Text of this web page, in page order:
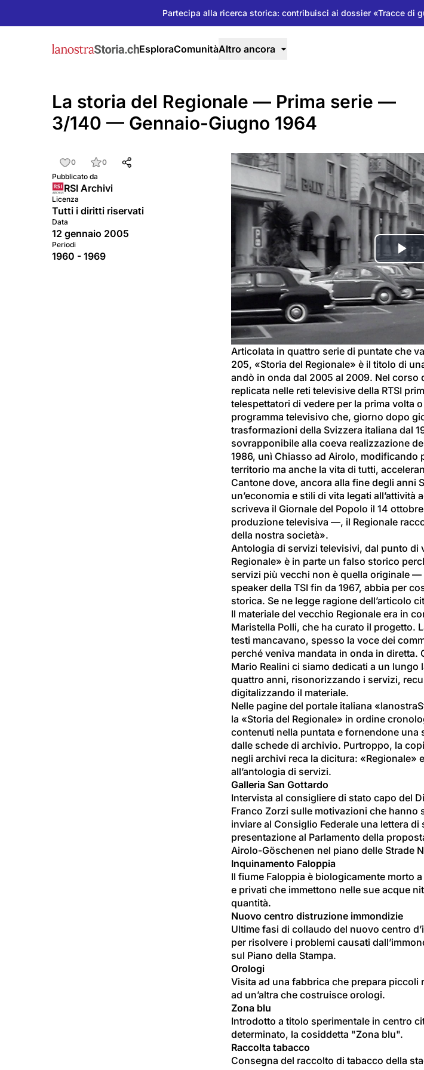
Partecipa alla ricerca storica: contribuisci ai dossier «Tracce di
EsploraComunitàAltro ancora
La storia del Regionale — Prima serie —
3/140 — Gennaio-Giugno 1964
il
Articolata in quattro serie di puntate che
205, «Storia del Regionale» è il titolo di
andò in onda dal 2005 al 2009. Nel
replicata nelle reti televisive della RTSI
telespettatori di vedere per la prima volta
programma televisivo che, giorno dopo
trasformazioni della Svizzera italiana dal
sovrapponibile alla coeva realizzazione
1986, unì Chiasso ad Airolo, modificando
territorio ma anche la vita di tutti,
Cantone dove, ancora alla fine degli anni
un’economia e stili di vita legati
scriveva il Giornale del Popolo il 14
produzione televisiva —, il Regionale
della nostra società».
Antologia di servizi televisivi, dal punto di
Regionale» è in parte un falso storico
servizi più vecchi non è quella originale —
speaker della TSI fin da 1967, abbia per
storica. Se ne legge ragione dell’articolo
Il materiale del vecchio Regionale era in
Maristella Polli, che ha curato il progetto.
testi mancavano, spesso la voce dei
perché veniva mandata in onda in diretta.
Mario Realini ci siamo dedicati a un
quattro anni, risonorizzando i servizi,
digitalizzando il materiale.
Nelle pagine del portale italiana
la «Storia del Regionale» in ordine
contenuti nella puntata e fornendone una
dalle schede di archivio. Purtroppo, la
negli archivi reca la dicitura: «Regionale»
all’antologia di servizi.
Galleria San Gottardo
Intervista al consigliere di stato capo del
Franco Zorzi sulle motivazioni che hanno
inviare al Consiglio Federale una lettera di
presentazione al Parlamento della
Airolo-Göschenen nel piano delle Strade
Inquinamento Faloppia
Il fiume Faloppia è biologicamente morto
e privati che immettono nelle sue acque
quantità.
Nuovo centro distruzione immondizie
Ultime fasi di collaudo del nuovo centro
per risolvere i problemi causati
sul Piano della Stampa.
Orologi
Visita ad una fabbrica che prepara piccoli
ad un’altra che costruisce orologi.
Zona blu
Introdotto a titolo sperimentale in centro
determinato, la cosiddetta "Zona blu".
Raccolta tabacco
Consegna del raccolto di tabacco della
0
0
Pubblicato da
RSI Archivi
Licenza
Tutti i diritti riservati
Data
12 gennaio 2005
Periodi
1960 - 1969